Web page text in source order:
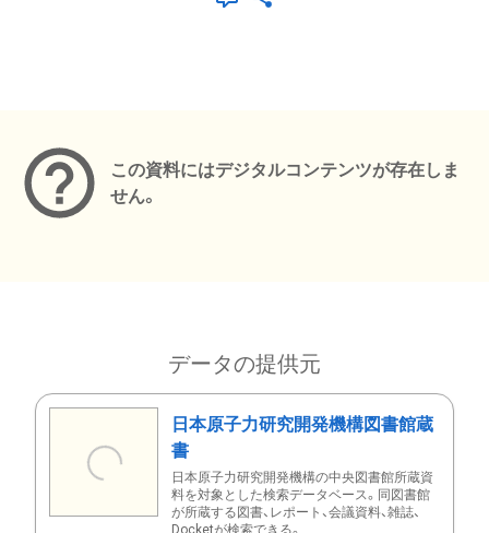
この資料にはデジタルコンテンツが存在しま
せん。
データの提供元
日本原子力研究開発機構図書館蔵
書
日本原子力研究開発機構の中央図書館所蔵資
料を対象とした検索データベース。同図書館
が所蔵する図書、レポート、会議資料、雑誌、
Docketが検索できる。